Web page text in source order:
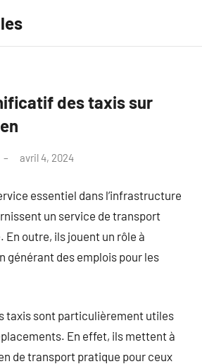
des taxis sur
avril 4, 2024
essentiel dans l’infrastructure
un service de transport
En outre, ils jouent un rôle à
générant des emplois pour les
taxis sont particulièrement utiles
En effet, ils mettent à
de transport pratique pour ceux